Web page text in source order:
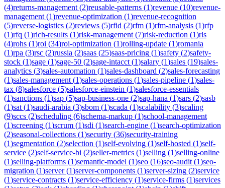
(4)returns-management (2)reusable-patterns (1)revenue (10)revenue-
management (1)revenue-optimization (1)revenue-recognition
(5)reverse-logistics (2)reviews (5)rfid (2)rfm (1)rfm-analysis (1)rfp
(1)rfq (1)rich-results (1)risk-management (7)risk-reduction (1)rls
(4)rohs (1)roi (34)roi-optimization (1)rolling-update (1)romania
(1)rpa (3)rsc (2)russia (2)saas (25)saas-pricing (1)safety (2)safety-
stock (1)sage (1)sage-50 (2)sage-intacct (1)salary (1)sales (19)sales-
analytics (3)sales-automation (1)sales-dashboard (2)sales-forecasting
(1)sales-management (1)sales-operations (1)sales-pipeline (1)sales-
tax (8)salesforce (5)salesforce-einstein (1)salesforce-essentials
(1)sanctions (1)sap (5)sap-business-one (2)sap-hana (1)sars (2)sasb
(1)sat (1)saudi-arabia (3)sbom (1)scada (1)scalability (3)scaling
(9)sccs (2)scheduling (6)schema-markup (1)school-management
(1)screening (1)scrum (1)sdi (1)search-engine (1)search-optimization
(2)seasonal-collections (1)security (36)security-training
(1)segmentation (2)selection (1)self-evolving (1)self-hosted (1)self-
service (2)self-service-bi (2)seller-metrics (1)selling (1)selling-online
(1)selling-platforms (1)semantic-model (1)seo (16)seo-audit (1)seo-
migration (1)server(1)server-components (1)server-sizing (2)service
(1)service-contracts (1)service-efficiency (1)service-firms (1)services